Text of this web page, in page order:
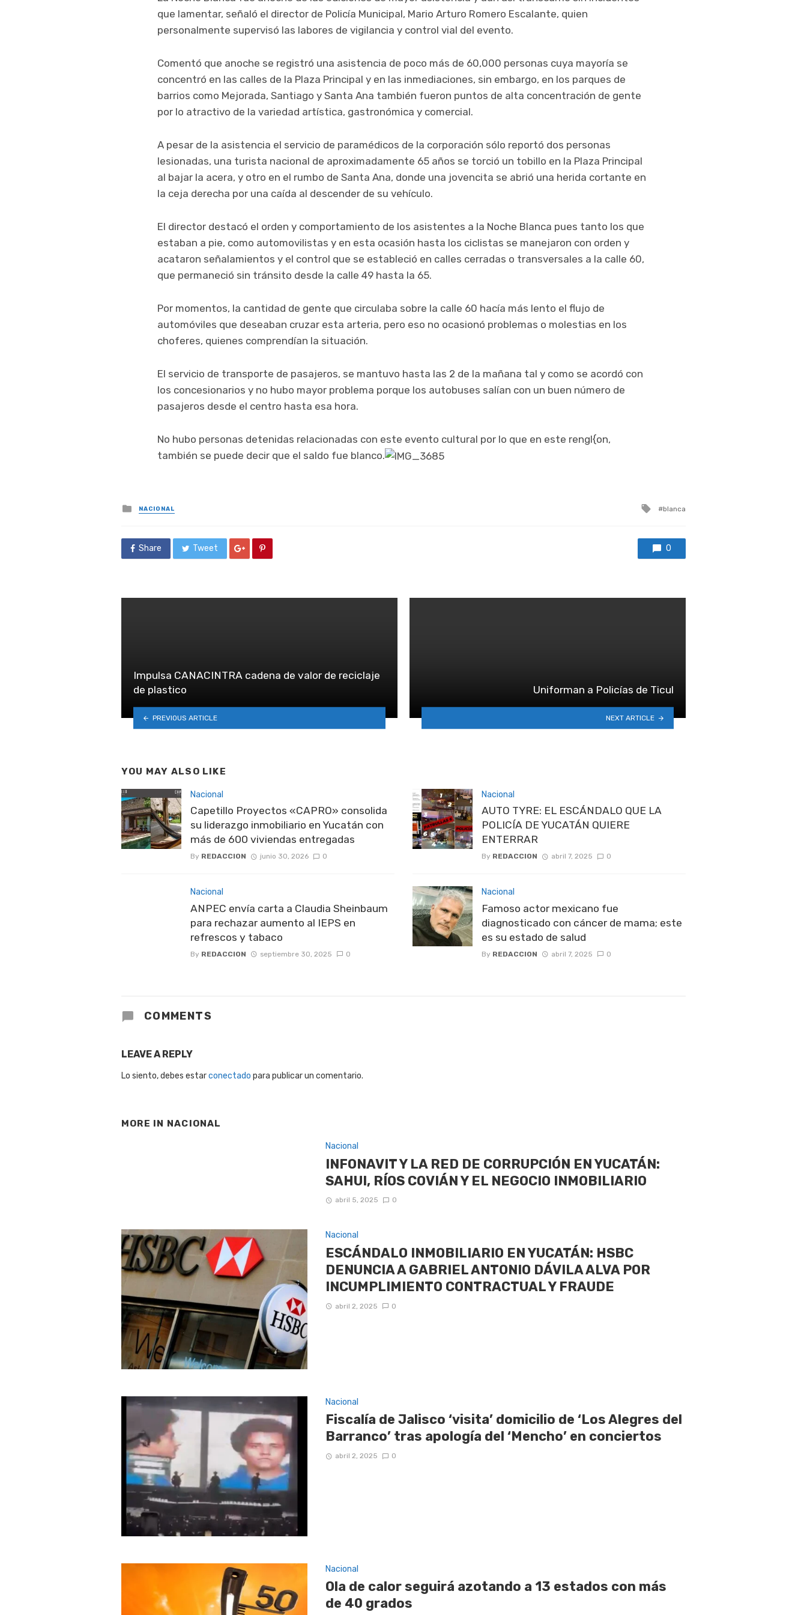
que lamentar, señaló el director de Policía Municipal, Mario Arturo Romero Escalante, quien
personalmente supervisó las labores de vigilancia y control vial del evento.
Comentó que anoche se registró una asistencia de poco más de 60,000 personas cuya mayoría se
concentró en las calles de la Plaza Principal y en las inmediaciones, sin embargo, en los parques de
barrios como Mejorada, Santiago y Santa Ana también fueron puntos de alta concentración de gente
por lo atractivo de la variedad artística, gastronómica y comercial.
A pesar de la asistencia el servicio de paramédicos de la corporación sólo reportó dos personas
lesionadas, una turista nacional de aproximadamente 65 años se torció un tobillo en la Plaza Principal
al bajar la acera, y otro en el rumbo de Santa Ana, donde una jovencita se abrió una herida cortante en
la ceja derecha por una caída al descender de su vehículo.
El director destacó el orden y comportamiento de los asistentes a la Noche Blanca pues tanto los que
estaban a pie, como automovilistas y en esta ocasión hasta los ciclistas se manejaron con orden y
acataron señalamientos y el control que se estableció en calles cerradas o transversales a la calle 60,
que permaneció sin tránsito desde la calle 49 hasta la 65.
Por momentos, la cantidad de gente que circulaba sobre la calle 60 hacía más lento el flujo de
automóviles que deseaban cruzar esta arteria, pero eso no ocasionó problemas o molestias en los
choferes, quienes comprendían la situación.
El servicio de transporte de pasajeros, se mantuvo hasta las 2 de la mañana tal y como se acordó con
los concesionarios y no hubo mayor problema porque los autobuses salían con un buen número de
pasajeros desde el centro hasta esa hora.
No hubo personas detenidas relacionadas con este evento cultural por lo que en este rengl{on,
también se puede decir que el saldo fue blanco.
Posted
in
NACIONAL
Tagged
blanca
Share Tweet 0
Impulsa CANACINTRA cadena de valor de reciclaje
de plastico
PREVIOUS ARTICLE
Uniforman a Policías de Ticul
NEXT ARTICLE
YOU MAY ALSO LIKE
Nacional
Capetillo Proyectos «CAPRO» consolida
su liderazgo inmobiliario en Yucatán con
más de 600 viviendas entregadas
By REDACCION junio 30, 2026 0
Nacional
ANPEC envía carta a Claudia Sheinbaum
para rechazar aumento al IEPS en
refrescos y tabaco
By REDACCION septiembre 30, 2025 0
Nacional
AUTO TYRE: EL ESCÁNDALO QUE LA
POLICÍA DE YUCATÁN QUIERE
ENTERRAR
By REDACCION abril 7, 2025 0
Nacional
Famoso actor mexicano fue
diagnosticado con cáncer de mama; este
es su estado de salud
By REDACCION abril 7, 2025 0
COMMENTS
LEAVE A REPLY
Lo siento, debes estarconectado para publicar un comentario.
MORE IN NACIONAL
Nacional
INFONAVIT Y LA RED DE CORRUPCIÓN EN YUCATÁN:
SAHUI, RÍOS COVIÁN Y EL NEGOCIO INMOBILIARIO
abril 5, 2025 0
Nacional
ESCÁNDALO INMOBILIARIO EN YUCATÁN: HSBC
DENUNCIA A GABRIEL ANTONIO DÁVILA ALVA POR
INCUMPLIMIENTO CONTRACTUAL Y FRAUDE
abril 2, 2025 0
Nacional
Fiscalía de Jalisco ‘visita’ domicilio de ‘Los Alegres del
Barranco’ tras apología del ‘Mencho’ en conciertos
abril 2, 2025 0
Nacional
Ola de calor seguirá azotando a 13 estados con más
de 40 grados